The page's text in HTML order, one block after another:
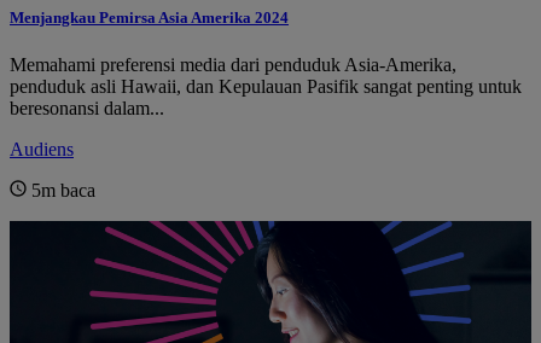
Menjangkau Pemirsa Asia Amerika 2024
Memahami preferensi media dari penduduk Asia-Amerika,
penduduk asli Hawaii, dan Kepulauan Pasifik sangat penting untuk
beresonansi dalam...
Audiens
5m baca